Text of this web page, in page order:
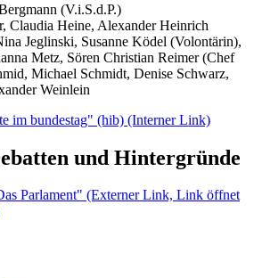
(V.i.S.d.P.)
Claudia Heine, Alexander Heinrich
Jeglinski, Susanne Ködel (Volontärin),
Metz, Sören Christian Reimer (Chef
Michael Schmidt, Denise Schwarz,
Weinlein
im bundestag" (hib) (Interner Link)
und Hintergründe
Parlament" (Externer Link, Link öffnet